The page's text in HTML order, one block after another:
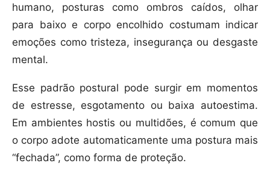
humano, posturas como ombros caídos, olhar
para baixo e corpo encolhido costumam indicar
emoções como tristeza, insegurança ou desgaste
mental.
Esse padrão postural pode surgir em momentos
de estresse, esgotamento ou baixa autoestima.
Em ambientes hostis ou multidões, é comum que
o corpo adote automaticamente uma postura mais
“fechada”, como forma de proteção.